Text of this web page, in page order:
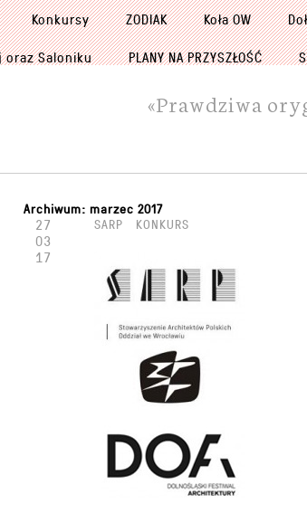
Konkursy ZODIAK Koła OW
oraz Saloniku PLANY NA PRZYSZŁOŚĆ
«Prawdziwa
Archiwum: marzec 2017
SARP KONKURS
27
03
17